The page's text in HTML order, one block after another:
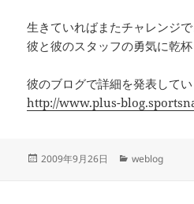
生きていればまたチャレンジで
彼と彼のスタッフの勇気に乾杯
彼のブログで詳細を発表してい
http://www.plus-
投
2009年9月26日
カ
weblog